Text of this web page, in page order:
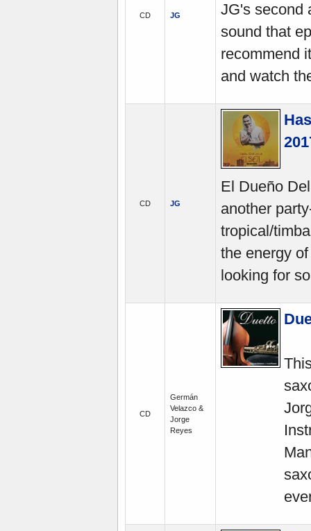
CD JG
JG's second
sound that
recommend
and watch
CD JG
El Dueño
another
tropical/
the energy
looking for
CD
Germán
Velazco &
Jorge
Reyes